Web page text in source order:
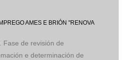
AMES E BRIÓN "RENOVA
Fase de revisión de
e determinación de